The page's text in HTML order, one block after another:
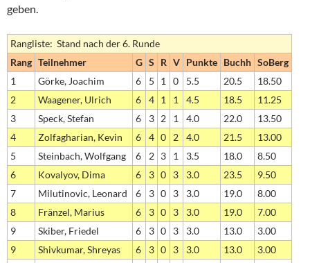
geben.
Rangliste: Stand nach der 6. Runde
Rang Teilnehmer G S R V Punkte Buchh SoBerg
1
Görke, Joachim 6 5 1 0 5.5 20.5
18.50
2
Waagener, Ulrich 6 4 1 1 4.5 18.5
11.25
3
Speck, Stefan 6 3 2 1 4.0 22.0
13.50
4
Zolfagharian, Kevin 6 4 0 2 4.0 21.5
13.00
5
Steinbach, Wolfgang 6 2 3 1 3.5 18.0
8.50
6
Kovalyov, Dima 6 3 0 3 3.0 23.5
9.50
7
Milutinovic, Leonard 6 3 0 3 3.0 19.0
8.00
8
Fränzel, Marius 6 3 0 3 3.0 19.0
7.00
9
Skiber, Friedel 6 3 0 3 3.0 13.0
3.00
9
Shivkumar, Shreyas 6 3 0 3 3.0 13.0
3.00